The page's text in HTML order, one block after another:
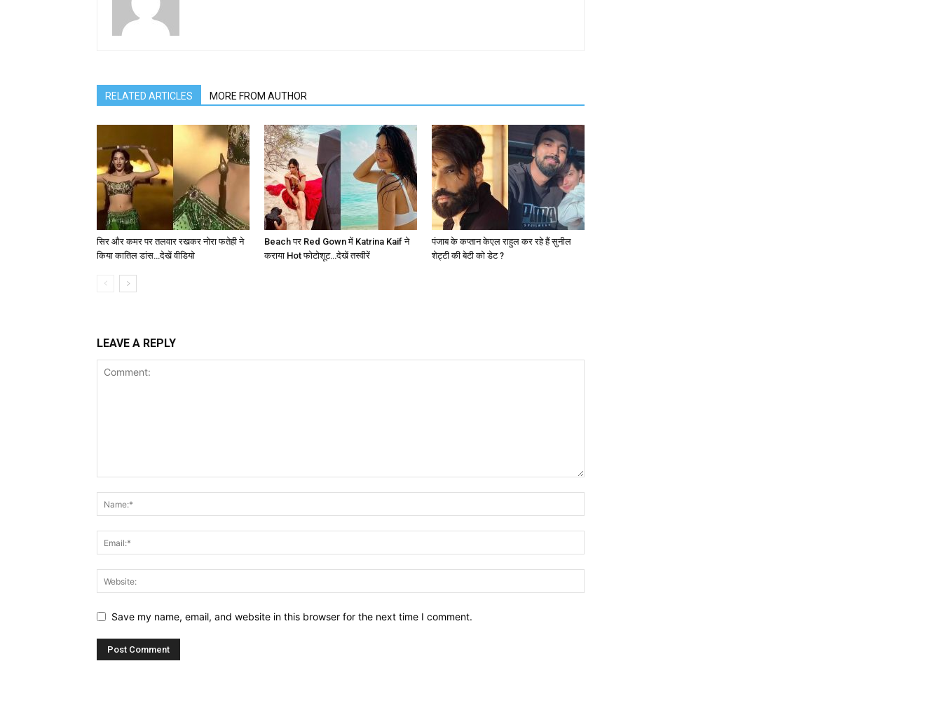
RELATED ARTICLES MORE FROM AUTHOR
सिर और कमर पर तलवार रखकर नोरा फतेही ने
किया कातिल डांस…देखें वीडियो
Beach पर Red Gown में Katrina Kaif ने
कराया Hot फोटोशूट…देखें तस्वीरें
पंजाब के कप्तान केएल राहुल कर रहे हैं सुनील
शेट्टी की बेटी को डेट ?
LEAVE A REPLY
Save my name, email, and website in this browser for the next time I comment.